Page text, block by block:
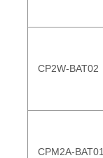
CP2W-BAT02
CPM2A-BAT01